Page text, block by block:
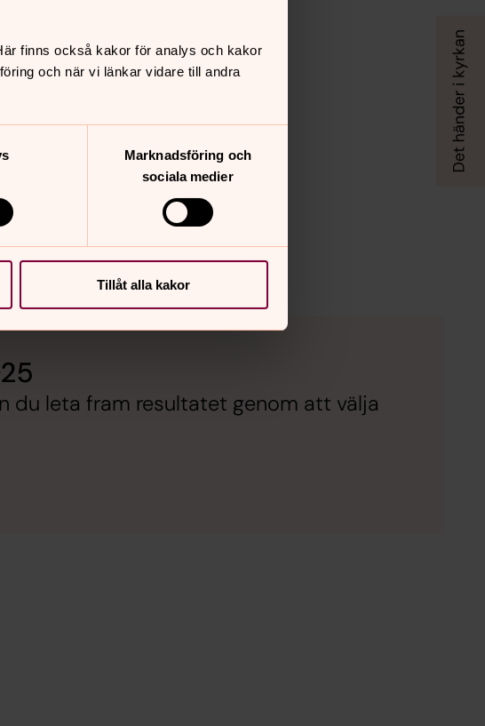
finns också kakor för analys och kakor
och när vi länkar vidare till andra
Marknadsföring och
sociala medier
Tillåt alla kakor
du leta fram resultatet genom att välja